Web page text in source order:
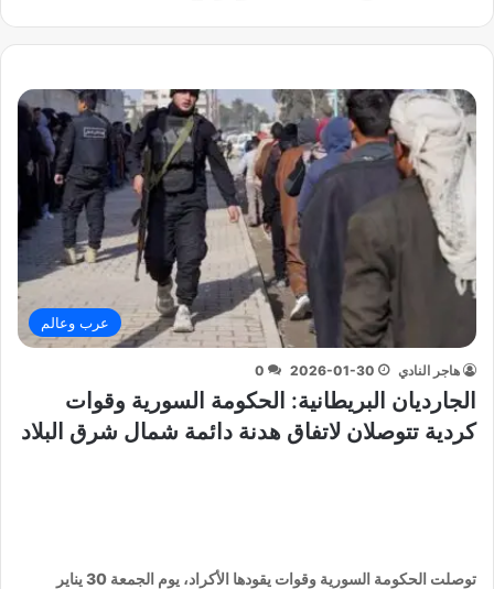
عرب وعالم
هاجر النادي 2026-01-30
0
الجارديان البريطانية: الحكومة السورية وقوات
كردية تتوصلان لاتفاق هدنة دائمة شمال شرق البلاد
توصلت الحكومة السورية وقوات يقودها الأكراد، يوم الجمعة 30 يناير